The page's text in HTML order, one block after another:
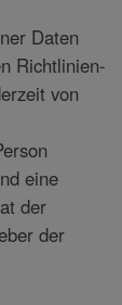
Daten
Richtlinien-
von
eine
der
der